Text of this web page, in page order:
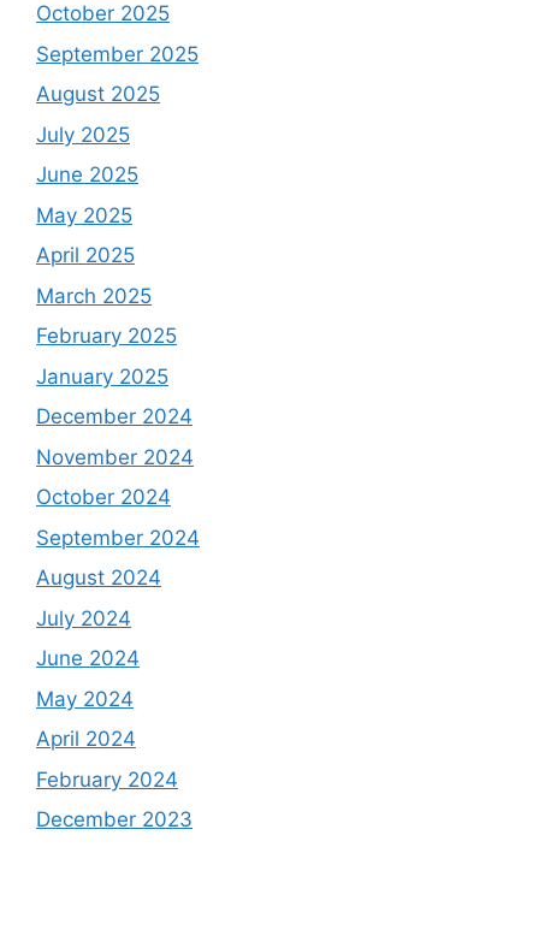
October 2025
September 2025
August 2025
July 2025
June 2025
May 2025
April 2025
March 2025
February 2025
January 2025
December 2024
November 2024
October 2024
September 2024
August 2024
July 2024
June 2024
May 2024
April 2024
February 2024
December 2023